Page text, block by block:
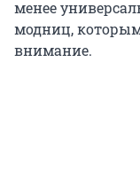
менее
модниц,
внимание.